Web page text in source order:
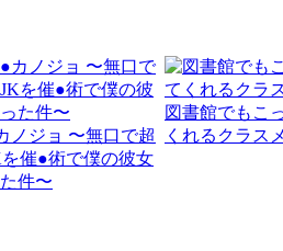
ノジョ 〜無口で超
催●術で僕の彼女
件〜
図書館でもこ
くれるクラス